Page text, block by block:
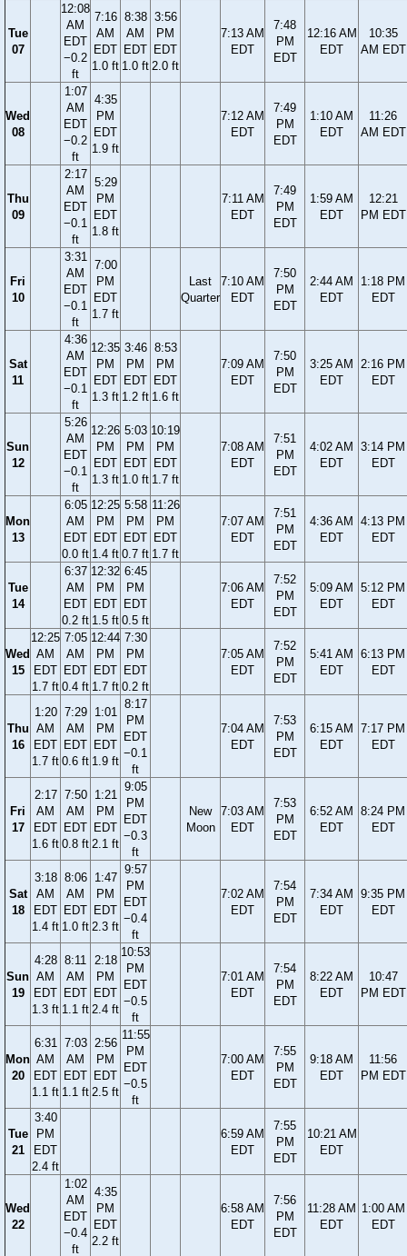
Tue
07
12:08
AM
EDT
−0.2
ft
7:16
AM
EDT
1.0 ft
8:38
AM
EDT
1.0 ft
3:56
PM
EDT
2.0 ft
7:13 AM
EDT
7:48
PM
EDT
12:16 AM
EDT
10:35
AM EDT
Wed
08
1:07
AM
EDT
−0.2
ft
4:35
PM
EDT
1.9 ft
7:12 AM
EDT
7:49
PM
EDT
1:10 AM
EDT
11:26
AM EDT
Thu
09
2:17
AM
EDT
−0.1
ft
5:29
PM
EDT
1.8 ft
7:11 AM
EDT
7:49
PM
EDT
1:59 AM
EDT
12:21
PM EDT
Fri
10
3:31
AM
EDT
−0.1
ft
7:00
PM
EDT
1.7 ft
Last
Quarter
7:10 AM
EDT
7:50
PM
EDT
2:44 AM
EDT
1:18 PM
EDT
Sat
11
4:36
AM
EDT
−0.1
ft
12:35
PM
EDT
1.3 ft
3:46
PM
EDT
1.2 ft
8:53
PM
EDT
1.6 ft
7:09 AM
EDT
7:50
PM
EDT
3:25 AM
EDT
2:16 PM
EDT
Sun
12
5:26
AM
EDT
−0.1
ft
12:26
PM
EDT
1.3 ft
5:03
PM
EDT
1.0 ft
10:19
PM
EDT
1.7 ft
7:08 AM
EDT
7:51
PM
EDT
4:02 AM
EDT
3:14 PM
EDT
Mon
13
6:05
AM
EDT
0.0 ft
12:25
PM
EDT
1.4 ft
5:58
PM
EDT
0.7 ft
11:26
PM
EDT
1.7 ft
7:07 AM
EDT
7:51
PM
EDT
4:36 AM
EDT
4:13 PM
EDT
Tue
14
6:37
AM
EDT
0.2 ft
12:32
PM
EDT
1.5 ft
6:45
PM
EDT
0.5 ft
7:06 AM
EDT
7:52
PM
EDT
5:09 AM
EDT
5:12 PM
EDT
Wed
15
12:25
AM
EDT
1.7 ft
7:05
AM
EDT
0.4 ft
12:44
PM
EDT
1.7 ft
7:30
PM
EDT
0.2 ft
7:05 AM
EDT
7:52
PM
EDT
5:41 AM
EDT
6:13 PM
EDT
Thu
16
1:20
AM
EDT
1.7 ft
7:29
AM
EDT
0.6 ft
1:01
PM
EDT
1.9 ft
8:17
PM
EDT
−0.1
ft
7:04 AM
EDT
7:53
PM
EDT
6:15 AM
EDT
7:17 PM
EDT
Fri
17
2:17
AM
EDT
1.6 ft
7:50
AM
EDT
0.8 ft
1:21
PM
EDT
2.1 ft
9:05
PM
EDT
−0.3
ft
New
Moon
7:03 AM
EDT
7:53
PM
EDT
6:52 AM
EDT
8:24 PM
EDT
Sat
18
3:18
AM
EDT
1.4 ft
8:06
AM
EDT
1.0 ft
1:47
PM
EDT
2.3 ft
9:57
PM
EDT
−0.4
ft
7:02 AM
EDT
7:54
PM
EDT
7:34 AM
EDT
9:35 PM
EDT
Sun
19
4:28
AM
EDT
1.3 ft
8:11
AM
EDT
1.1 ft
2:18
PM
EDT
2.4 ft
10:53
PM
EDT
−0.5
ft
7:01 AM
EDT
7:54
PM
EDT
8:22 AM
EDT
10:47
PM EDT
Mon
20
6:31
AM
EDT
1.1 ft
7:03
AM
EDT
1.1 ft
2:56
PM
EDT
2.5 ft
11:55
PM
EDT
−0.5
ft
7:00 AM
EDT
7:55
PM
EDT
9:18 AM
EDT
11:56
PM EDT
Tue
21
3:40
PM
EDT
2.4 ft
6:59 AM
EDT
7:55
PM
EDT
10:21 AM
EDT
Wed
22
1:02
AM
EDT
−0.4
ft
4:35
PM
EDT
2.2 ft
6:58 AM
EDT
7:56
PM
EDT
11:28 AM
EDT
1:00 AM
EDT